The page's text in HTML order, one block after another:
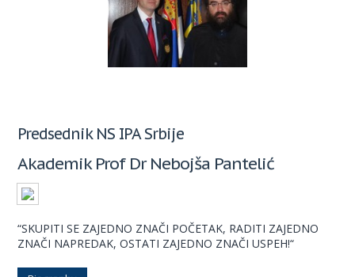
Predsednik NS IPA Srbije
Akademik Prof Dr Nebojša Pantelić
“SKUPITI SE ZAJEDNO ZNAČI POČETAK, RADITI ZAJEDNO
ZNAČI NAPREDAK, OSTATI ZAJEDNO ZNAČI USPEH!“